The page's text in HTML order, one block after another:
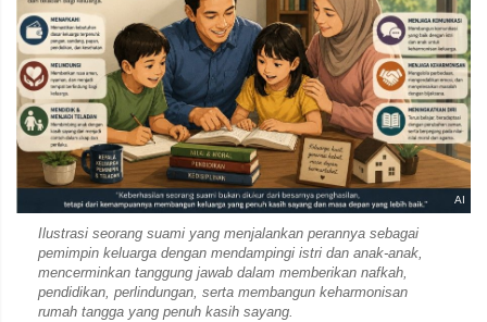
AI
Ilustrasi seorang suami yang menjalankan perannya sebagai
pemimpin keluarga dengan mendampingi istri dan anak-anak,
mencerminkan tanggung jawab dalam memberikan nafkah,
pendidikan, perlindungan, serta membangun keharmonisan
rumah tangga yang penuh kasih sayang.